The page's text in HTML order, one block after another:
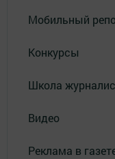
Мобильный
Конкурсы
Школа
Видео
Реклама в